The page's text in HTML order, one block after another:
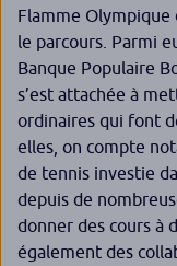
Flamme Olympique
le parcours. Parmi
Banque Populaire
s’est attachée à
ordinaires qui font
elles, on compte
de tennis investie
depuis de
donner des cours à
également des